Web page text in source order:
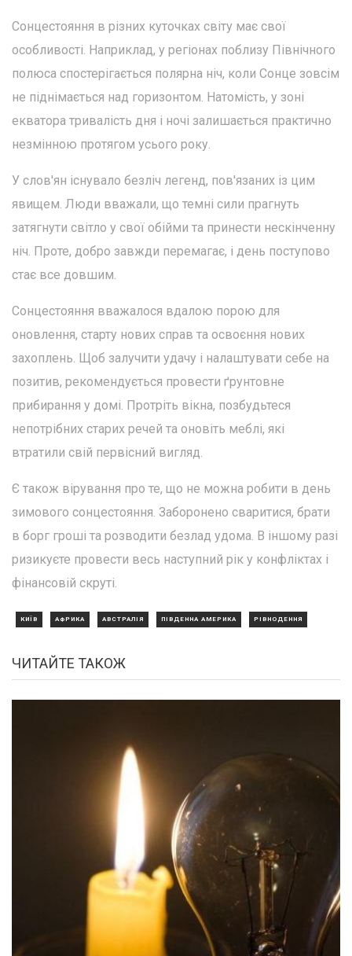
Сонцестояння в різних куточках світу має свої
особливості. Наприклад, у регіонах поблизу Північного
полюса спостерігається полярна ніч, коли Сонце зовсім
не піднімається над горизонтом. Натомість, у зоні
екватора тривалість дня і ночі залишається практично
незмінною протягом усього року.
У слов'ян існувало безліч легенд, пов'язаних із цим
явищем. Люди вважали, що темні сили прагнуть
затягнути світло у свої обійми та принести нескінченну
ніч. Проте, добро завжди перемагає, і день поступово
стає все довшим.
Сонцестояння вважалося вдалою порою для
оновлення, старту нових справ та освоєння нових
захоплень. Щоб залучити удачу і налаштувати себе на
позитив, рекомендується провести ґрунтовне
прибирання у домі. Протріть вікна, позбудьтеся
непотрібних старих речей та оновіть меблі, які
втратили свій первісний вигляд.
Є також вірування про те, що не можна робити в день
зимового сонцестояння. Заборонено сваритися, брати
в борг гроші та розводити безлад удома. В іншому разі
ризикуєте провести весь наступний рік у конфліктах і
фінансовій скруті.
КИЇВ АФРИКА АВСТРАЛІЯ ПІВДЕННА АМЕРИКА РІВНОДЕННЯ
ЧИТАЙТЕ ТАКОЖ